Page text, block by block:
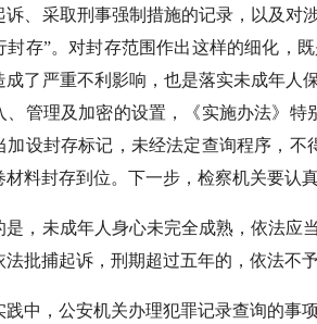
诉、采取刑事强制措施的记录，以及对
封存”。对封存范围作出这样的细化，
成了严重不利影响，也是落实未成年人
、管理及加密的设置，《实施办法》
加设封存标记，未经法定查询程序，
料封存到位。下一步，检察机关要认
未成年人身心未完全成熟，依法应当
批捕起诉，刑期超过五年的，依法不
，公安机关办理犯罪记录查询的事项